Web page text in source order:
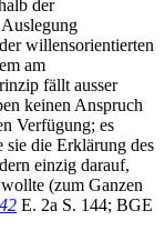
der
willensorientierten
am
fällt ausser
keinen Anspruch
Verfügung; es
die Erklärung des
einzig darauf,
(zum Ganzen
E. 2a S. 144; BGE